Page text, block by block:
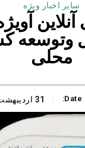
سایر اخبار ویژه
وتوسعه
محلی
Date: 31 اردیبهشت 1402